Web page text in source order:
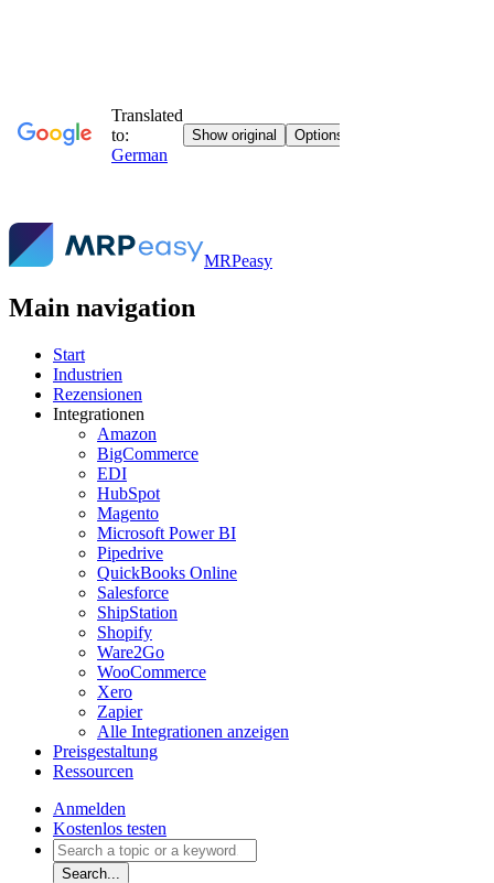
MRPeasy
Main navigation
Start
Industrien
Rezensionen
Integrationen
Amazon
BigCommerce
EDI
HubSpot
Magento
Microsoft Power BI
Pipedrive
QuickBooks Online
Salesforce
ShipStation
Shopify
Ware2Go
WooCommerce
Xero
Zapier
Alle Integrationen anzeigen
Preisgestaltung
Ressourcen
Anmelden
Kostenlos testen
Search...